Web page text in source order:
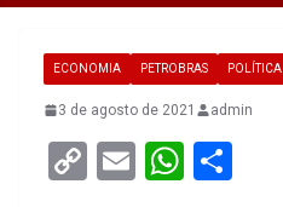
ECONOMIA PETROBRAS POLÍTICA
3 de agosto de 2021 admin
C
E
W